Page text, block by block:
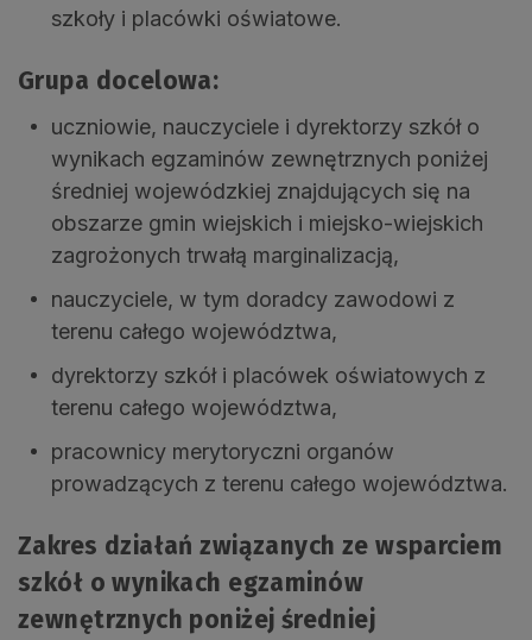
szkoły i placówki oświatowe.
Grupa docelowa:
uczniowie, nauczyciele i dyrektorzy szkół o
wynikach egzaminów zewnętrznych poniżej
średniej wojewódzkiej znajdujących się na
obszarze gmin wiejskich i miejsko-wiejskich
zagrożonych trwałą marginalizacją,
nauczyciele, w tym doradcy zawodowi z
terenu całego województwa,
dyrektorzy szkół i placówek oświatowych z
terenu całego województwa,
pracownicy merytoryczni organów
prowadzących z terenu całego województwa.
Zakres działań związanych ze wsparciem
szkół o wynikach egzaminów
zewnętrznych poniżej średniej